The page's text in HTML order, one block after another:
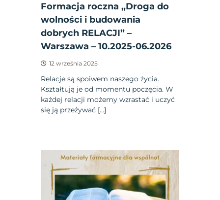
Formacja roczna „Droga do
wolności i budowania
dobrych RELACJI” –
Warszawa – 10.2025-06.2026
12 września 2025
Relacje są spoiwem naszego życia.
Kształtują je od momentu poczęcia. W
każdej relacji możemy wzrastać i uczyć
się ją przeżywać […]